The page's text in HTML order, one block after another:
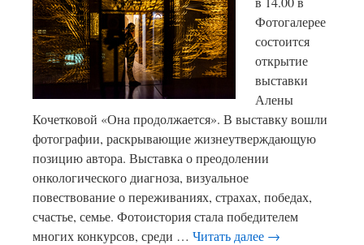
Фотогалерее
состоится
открытие
выставки
Алены
Кочетковой «Она продолжается». В выставку вошли
фотографии, раскрывающие жизнеутверждающую
позицию автора. Выставка о преодолении
онкологического диагноза, визуальное
повествование о переживаниях, страхах, победах,
счастье, семье. Фотоистория стала победителем
многих конкурсов, среди … Читать далее →